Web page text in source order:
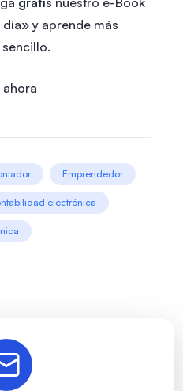
y aprende más
Emprendedor
electrónica